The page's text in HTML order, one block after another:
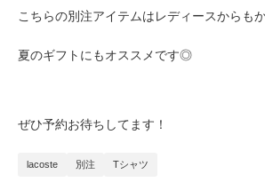
こちらの別注アイテムはレディースからも
夏のギフトにもオススメです◎
ぜひ予約お待ちしてます！
lacoste 別注 Tシャツ